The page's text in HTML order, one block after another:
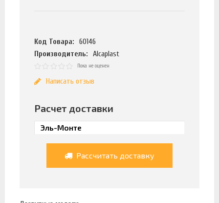
Код Товара:
60146
Производитель:
Alcaplast
Пока не оценен
Написать отзыв
Расчет доставки
Рассчитать доставку